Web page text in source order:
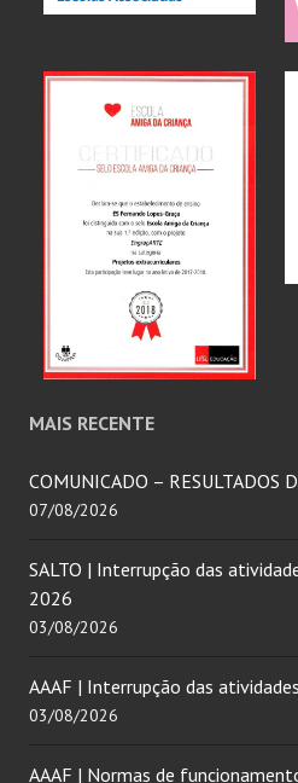
MAIS RECENTE
COMUNICADO – RESULTADOS
07/08/2026
SALTO | Interrupção das
2026
03/08/2026
AAAF | Interrupção das
03/08/2026
AAAF | Normas de